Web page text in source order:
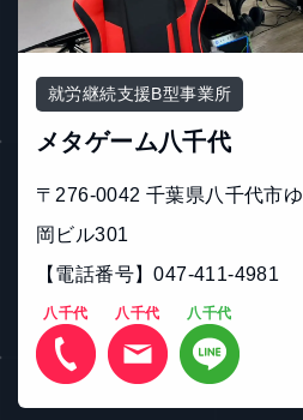
就労継続支援B型事業所
メタゲーム八千代
〒276-0042 千葉県八千代市
岡ビル301
【電話番号】047-411-4981
八千代 八千代 八千代